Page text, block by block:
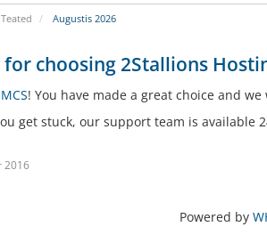
Teated Augustis 2026
choosing 2Stallions
! You have made a great choice and
get stuck, our support team is available
2016
Powered by